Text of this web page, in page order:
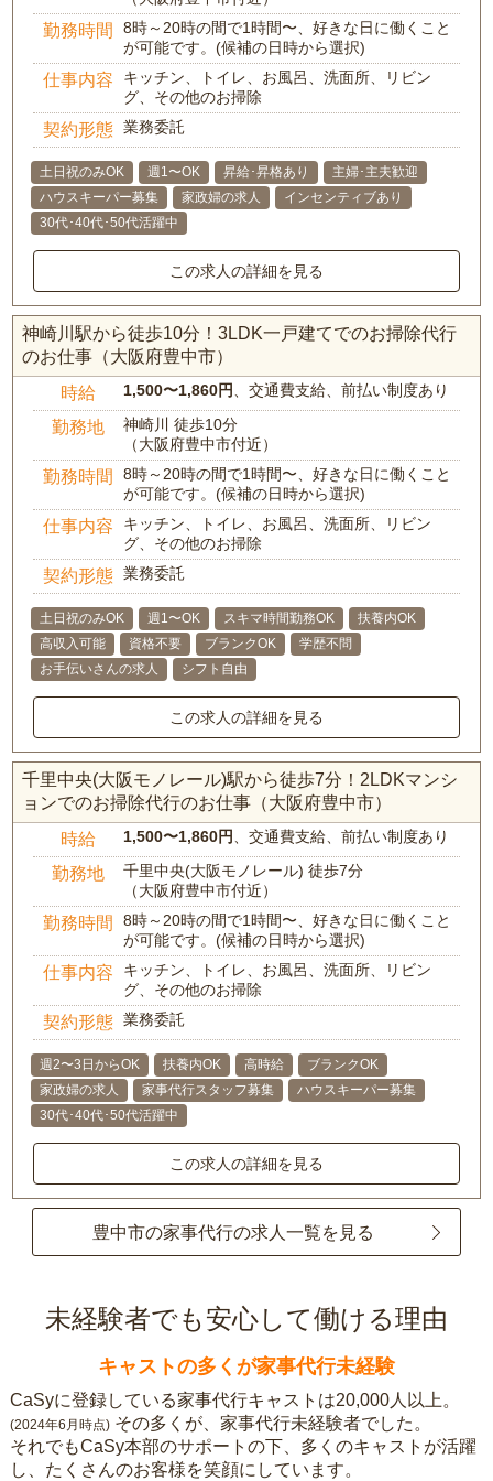
勤務時間
8時～20時の間で1時間〜、好きな日に働くこと
が可能です。(候補の日時から選択)
仕事内容
キッチン、トイレ、お風呂、洗面所、リビン
グ、その他のお掃除
契約形態 業務委託
土日祝のみOK 週1〜OK 昇給･昇格あり
主婦･主夫歓迎
ハウスキーパー募集
家政婦の求人
インセンティブあり
30代･40代･50代活躍中
この求人の詳細を見る
神崎川駅から徒歩10分！3LDK一戸建てでのお掃除代行
のお仕事（大阪府豊中市）
時給 1,500〜1,860円 、交通費支給、前払い制度あり
勤務地
神崎川 徒歩10分
（大阪府豊中市付近）
勤務時間
8時～20時の間で1時間〜、好きな日に働くこと
が可能です。(候補の日時から選択)
仕事内容
キッチン、トイレ、お風呂、洗面所、リビン
グ、その他のお掃除
契約形態 業務委託
土日祝のみOK 週1〜OK スキマ時間勤務OK
扶養内OK
高収入可能
資格不要 ブランクOK
学歴不問
お手伝いさんの求人
シフト自由
この求人の詳細を見る
千里中央(大阪モノレール)駅から徒歩7分！2LDKマンシ
ョンでのお掃除代行のお仕事（大阪府豊中市）
時給 1,500〜1,860円 、交通費支給、前払い制度あり
勤務地
千里中央(大阪モノレール) 徒歩7分
（大阪府豊中市付近）
勤務時間
8時～20時の間で1時間〜、好きな日に働くこと
が可能です。(候補の日時から選択)
仕事内容
キッチン、トイレ、お風呂、洗面所、リビン
グ、その他のお掃除
契約形態 業務委託
週2〜3日からOK 扶養内OK 高時給
ブランクOK
家政婦の求人
家事代行スタッフ募集
ハウスキーパー募集
30代･40代･50代活躍中
この求人の詳細を見る
豊中市の家事代行の求人一覧を見る
未経験者でも安心して働ける理由
キャストの多くが家事代行未経験
CaSyに登録している家事代行キャストは20,000人以上。
(2024年6月時点) その多くが、家事代行未経験者でした。
それでもCaSy本部のサポートの下、多くのキャストが活躍
し、たくさんのお客様を笑顔にしています。